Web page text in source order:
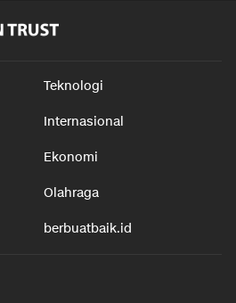
Teknologi
Internasional
Ekonomi
Olahraga
berbuatbaik.id